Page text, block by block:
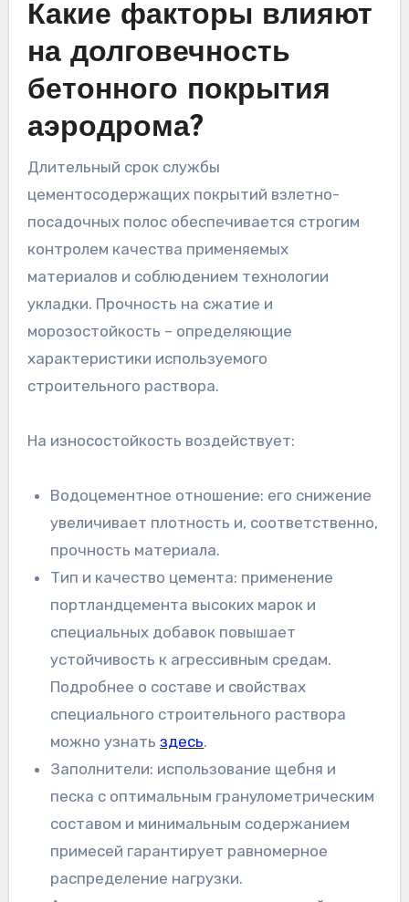
Какие факторы влияют
на долговечность
бетонного покрытия
аэродрома?
Длительный срок службы
цементосодержащих покрытий взлетно-
посадочных полос обеспечивается строгим
контролем качества применяемых
материалов и соблюдением технологии
укладки. Прочность на сжатие и
морозостойкость – определяющие
характеристики используемого
строительного раствора.
На износостойкость воздействует:
Водоцементное отношение: его снижение
увеличивает плотность и, соответственно,
прочность материала.
Тип и качество цемента: применение
портландцемента высоких марок и
специальных добавок повышает
устойчивость к агрессивным средам.
Подробнее о составе и свойствах
специального строительного раствора
можно узнатьздесь.
Заполнители: использование щебня и
песка с оптимальным гранулометрическим
составом и минимальным содержанием
примесей гарантирует равномерное
распределение нагрузки.